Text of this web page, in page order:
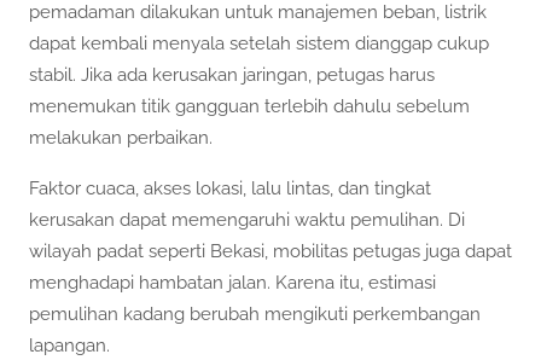
pemadaman dilakukan untuk manajemen beban, listrik
dapat kembali menyala setelah sistem dianggap cukup
stabil. Jika ada kerusakan jaringan, petugas harus
menemukan titik gangguan terlebih dahulu sebelum
melakukan perbaikan.
Faktor cuaca, akses lokasi, lalu lintas, dan tingkat
kerusakan dapat memengaruhi waktu pemulihan. Di
wilayah padat seperti Bekasi, mobilitas petugas juga dapat
menghadapi hambatan jalan. Karena itu, estimasi
pemulihan kadang berubah mengikuti perkembangan
lapangan.